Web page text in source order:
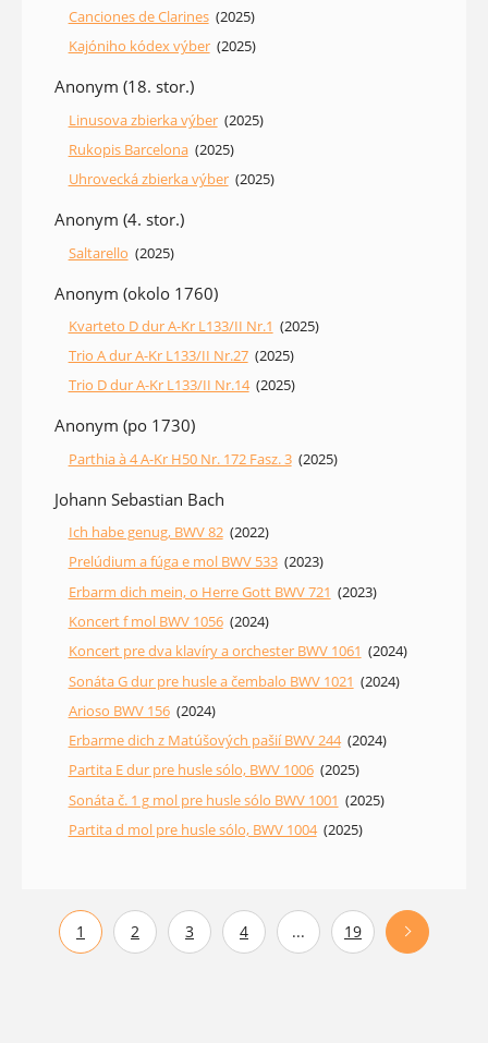
Canciones de Clarines (2025)
Kajóniho kódex výber (2025)
Anonym (18. stor.)
Linusova zbierka výber (2025)
Rukopis Barcelona (2025)
Uhrovecká zbierka výber (2025)
Anonym (4. stor.)
Saltarello (2025)
Anonym (okolo 1760)
Kvarteto D dur A-Kr L133/II Nr.1 (2025)
Trio A dur A-Kr L133/II Nr.27 (2025)
Trio D dur A-Kr L133/II Nr.14 (2025)
Anonym (po 1730)
Parthia à 4 A-Kr H50 Nr. 172 Fasz. 3 (2025)
Johann Sebastian Bach
Ich habe genug, BWV 82 (2022)
Prelúdium a fúga e mol BWV 533 (2023)
Erbarm dich mein, o Herre Gott BWV 721 (2023)
Koncert f mol BWV 1056 (2024)
Koncert pre dva klavíry a orchester BWV 1061 (2024)
Sonáta G dur pre husle a čembalo BWV 1021 (2024)
Arioso BWV 156 (2024)
Erbarme dich z Matúšových pašií BWV 244 (2024)
Partita E dur pre husle sólo, BWV 1006 (2025)
Sonáta č. 1 g mol pre husle sólo BWV 1001 (2025)
Partita d mol pre husle sólo, BWV 1004 (2025)
1 2 3 4 ... 19